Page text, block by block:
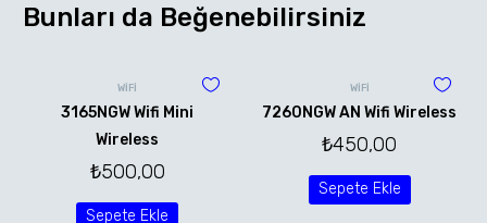
Bunları da Beğenebilirsiniz
WİFİ
3165NGW Wifi Mini
Wireless
₺500,00
Sepete Ekle
WİFİ
7260NGW AN Wifi Wireless
₺450,00
Sepete Ekle